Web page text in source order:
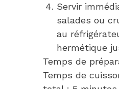
Servir
salades ou
au
hermétique
Temps de
Temps de